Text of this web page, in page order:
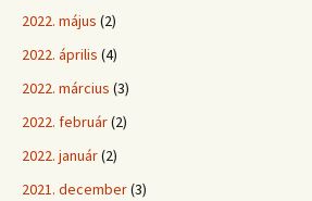
2022. május (2)
2022. április (4)
2022. március (3)
2022. február(2)
2022. január(2)
2021. december(3)